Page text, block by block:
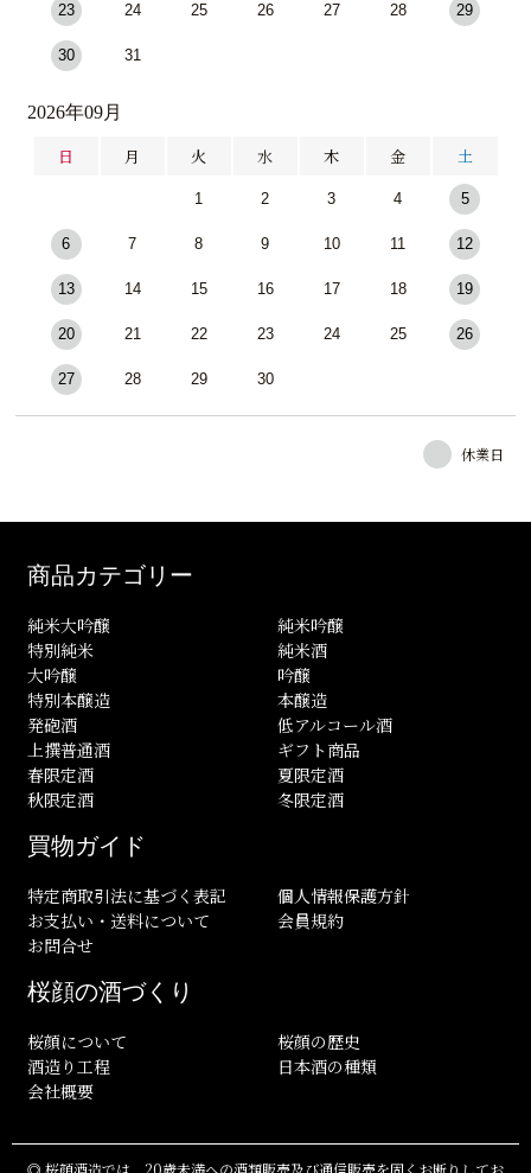
23 24 25 26 27 28 29
30 31
2026年09月
日 月 火 水 木 金 土
1 2 3 4 5
6 7 8 9 10 11 12
13 14 15 16 17 18 19
20 21 22 23 24 25 26
27 28 29 30
休業日
商品カテゴリー
純米大吟醸
純米吟醸
特別純米
純米酒
大吟醸
吟醸
特別本醸造
本醸造
発砲酒
低アルコール酒
上撰普通酒
ギフト商品
春限定酒
夏限定酒
秋限定酒
冬限定酒
買物ガイド
特定商取引法に基づく表記
個人情報保護方針
お支払い・送料について
会員規約
お問合せ
桜顔の酒づくり
桜顔について
桜顔の歴史
酒造り工程
日本酒の種類
会社概要
◎ 桜顔酒造では、20歳未満への酒類販売及び通信販売を固くお断りしてお